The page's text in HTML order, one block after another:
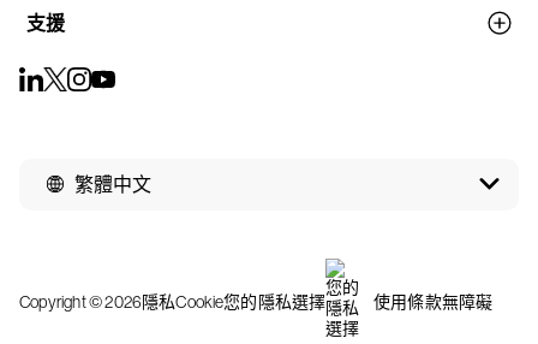
支援
繁體中文
Copyright © 2026隱私Cookie您的隱私選擇 使用條款無障礙